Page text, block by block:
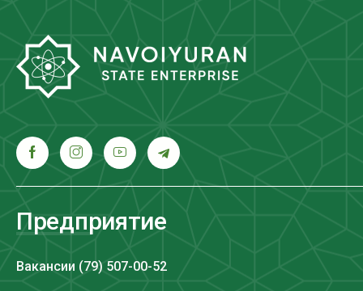
Предприятие
Вакансии (79) 507-00-52